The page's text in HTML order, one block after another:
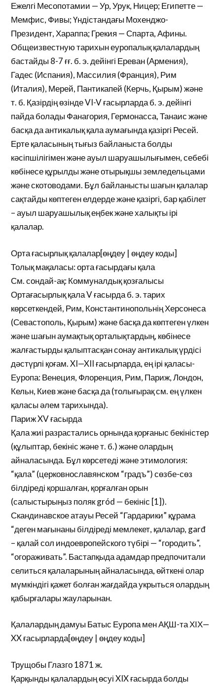
Ежелгі Месопотамии — Ур, Урук, Ницер; Египетте —
Мемфис, Фивы; Үндістандағы Мохенджо-
Президент, Хараппа; Грекия — Спарта, Афины.
Общеизвестную тарихын еуропалық қалалардың
бастайды 8-7 ғғ. б. э. дейінгі Ереван (Армения),
Гадес (Испания), Массилия (Франция), Рим
(Италия), Мерей, Пантикапей (Керчь, Қырым) және
т. б. Қазірдің өзінде VI-V ғасырларда б. э. дейінгі
пайда болады Фанагория, Гермонасса, Танаис және
басқа да антикалық қала аумағында қазіргі Ресей.
Ерте қаласының тығыз байланыста болды
кәсіпшілігімен және ауыл шаруашылығымен, себебі
көбінесе құрылды және отырықшы земледельцами
және скотоводами. Бұл байланысты шағын қалалар
сақтайды көптеген елдерде және қазіргі, бар қабілет
– ауыл шаруашылық еңбек және халықты ірі
қалалар.
Орта ғасырлық қалалар[өңдеу | өңдеу коды]
Толық мақаласы: орта ғасырдағы қала
См. сондай-ақ: Коммуналдық қозғалысы
Ортағасырлық қала V ғасырда б. э. тарих
көрсеткендей, Рим, Константинопольнің Херсонеса
(Севастополь, Қырым) және басқа да көптеген үлкен
және шағын аумақтық орталықтардың, көбінесе
жалғастырды қалыптасқан сонау антикалық үрдісі
дәстүрлі қоғам. XI—XII ғасырларда, ең ірі қаласы-
Еуропа: Венеция, Флоренция, Рим, Париж, Лондон,
Кельн, Киев және басқа да (толығырақ см. ең үлкен
қаласы әлем тарихында).
Париж XV ғасырда
Қала жиі разрастались орнында қорғаныс бекіністер
(құлыптар, бекініс және т. б.) және олардың
айналасында. Бұл көрсетеді және этимология:
“қала” (церковнославянском “градъ”) сөзбе-сөз
білдіреді қоршалған, қорғалған орын
(салыстырыңыз поляк gród — бекініс [1]).
Скандинавское атауы Ресей “Гардарики” құрама
“деген мағынаны білдіреді мемлекет, қалалар, garđ
– қалай сол индоевропейского түбірі — “городить”,
“огораживать”. Бастапқыда адамдар предпочитали
селиться қалаларының айналасында, өйткені олар
мүмкіндігі қажет болған жағдайда укрыться олардың
қабырғалары жауларынан.
Қалалардың дамуы Батыс Еуропа мен АҚШ-та ХІХ—
XX ғасырларда[өңдеу | өңдеу коды]
Трущобы Глазго 1871 ж.
Қарқынды қалалардың өсуі XIX ғасырда болды